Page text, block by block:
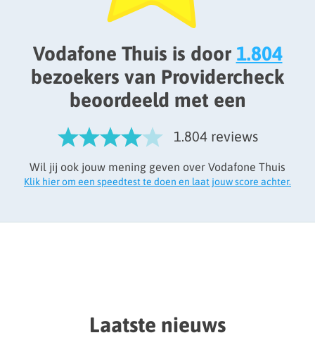
Vodafone Thuis is door 1.804
bezoekers van Providercheck
beoordeeld met een
1.804 reviews
Wil jij ook jouw mening geven over Vodafone Thuis
Klik hier om een speedtest te doen en laat jouw score achter.
Laatste nieuws